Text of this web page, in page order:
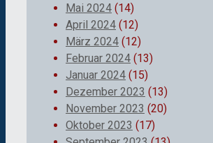
Mai 2024 (14)
April 2024 (12)
März 2024 (12)
Februar 2024 (13)
Januar 2024 (15)
Dezember 2023 (13)
November 2023 (20)
Oktober 2023 (17)